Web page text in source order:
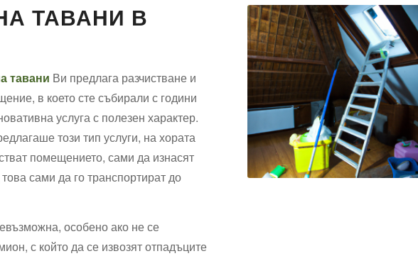
ТАВАНИ В
тавани Ви предлага разчистване и
в което сте събирали с години
услуга с полезен характер.
този тип услуги, на хората
помещението, сами да изнасят
сами да го транспортират до
особено ако не се
с който да се извозят отпадъците